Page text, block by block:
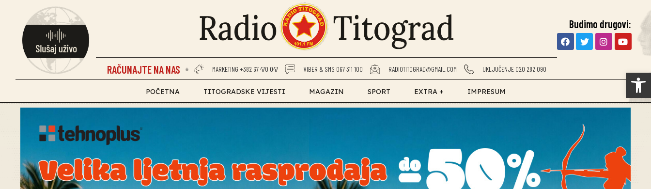
RAČUNAJTE NA NAS MARKETING +382 67 470 047 VIBER & SMS 067 311 100 RADIOTITOGRAD@GMAIL.COM UKLJUČENJE 020 282 090
Budimo drugovi:
POČETNA TITOGRADSKE VIJESTI MAGAZIN SPORT EXTRA + IMPRESUM